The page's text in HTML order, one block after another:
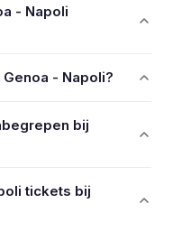
- Napoli
- Napoli?
bij
tickets bij